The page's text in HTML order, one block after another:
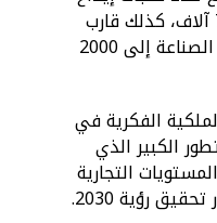
براءات الاختراع إلى أكثر من 7 آلاف، كذلك قارب
عدد طلبات إيداع التصميمات الصناعة إلى 2000
الفكرية في
الكبير الذي
التجارية
رؤية 2030.